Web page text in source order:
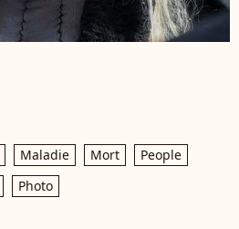
Maladie Mort
People
Photo